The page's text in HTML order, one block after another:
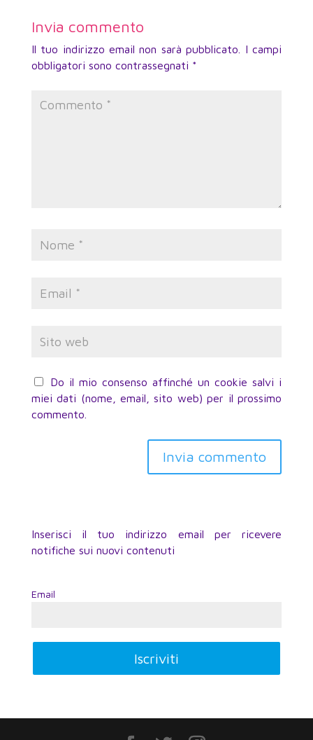
Invia commento
Il tuo indirizzo email non sarà pubblicato.
I campi
obbligatori sono contrassegnati *
Do il mio consenso affinché un cookie salvi i
miei dati (nome, email, sito web) per il prossimo
commento.
Inserisci il tuo indirizzo email per ricevere
notifiche sui nuovi contenuti
Email